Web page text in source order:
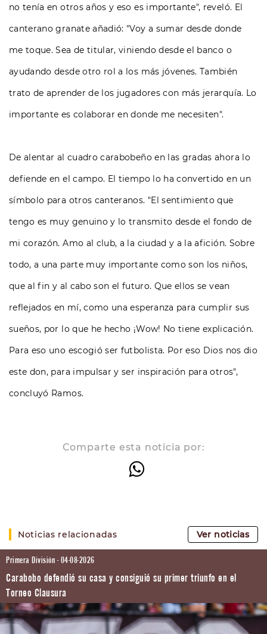
no tenía en otros años y eso es importante", reveló. El
canterano granate añadió: "Voy a sumar desde donde
me toque. Sea de titular, viniendo desde el banco o
ayudando desde otro rol a los más jóvenes. También
trato de aprender de los jugadores con más jerarquía. Lo
importante es colaborar en donde me necesiten".
De alentar al cuadro carabobeño en las gradas ahora lo
defiende en el campo. El tiempo lo ha convertido en un
símbolo para otros canteranos. "El sentimiento que
tengo es muy genuino y lo transmito desde el fondo de
mi corazón. Amo al club, a la ciudad y a la afición. Sobre
todo, a una parte muy importante como son los niños,
que al fin y al cabo son el futuro. Que ellos se vean
reflejados en mí, como una esperanza para cumplir sus
sueños, por lo que he hecho ¡Wow! No tiene explicación.
Para eso uno escogió ser futbolista. Por eso Dios nos dio
este don, para impulsar y ser inspiración para otros",
concluyó Ramos.
Comparte esta noticia por:
Noticias relacionadas Ver noticias
Primera División - 04-08-2026
Carabobo defendió su casa y consiguió su primer triunfo en el
Torneo Clausura